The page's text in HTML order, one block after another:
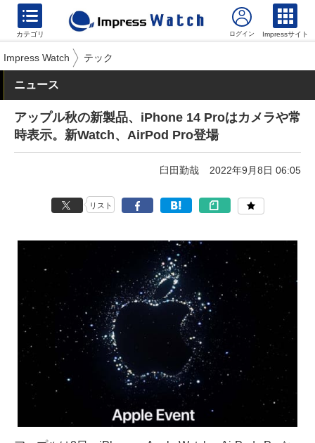
カテゴリ Impressサイト
Impress Watch テック
ニュース
アップル秋の新製品、iPhone 14 Proはカメラや常
時表示。新Watch、AirPod Pro登場
臼田勤哉 2022年9月8日 06:05
リスト